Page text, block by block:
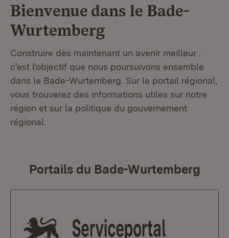
Bienvenue dans le Bade-
Wurtemberg
Construire dès maintenant un avenir meilleur :
c'est l'objectif que nous poursuivons ensemble
dans le Bade-Wurtemberg. Sur le portail régional,
vous trouverez des informations utiles sur notre
région et sur la politique du gouvernement
régional.
Portails du Bade-Wurtemberg